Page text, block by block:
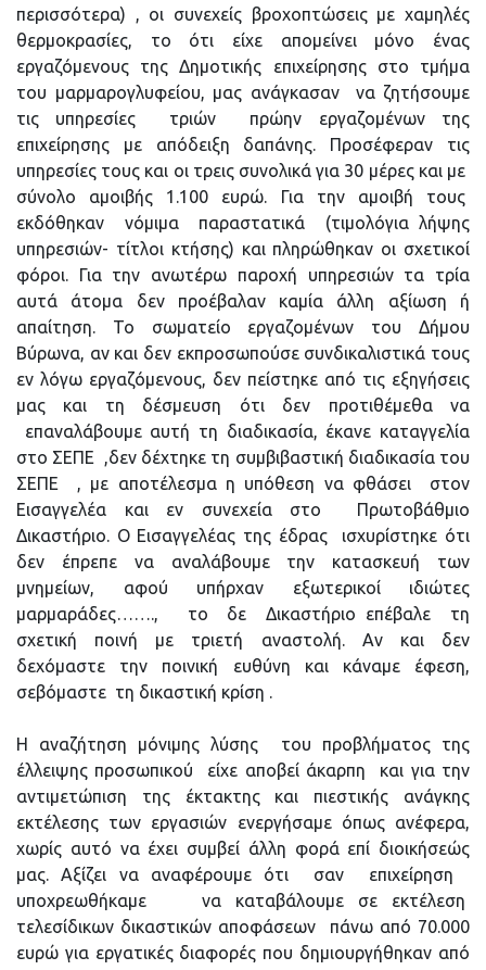
περισσότερα) , οι συνεχείς βροχοπτώσεις με χαμηλές
θερμοκρασίες, το ότι είχε απομείνει μόνο ένας
εργαζόμενους της Δημοτικής επιχείρησης στο τμήμα
του μαρμαρογλυφείου, μας ανάγκασαν να ζητήσουμε
τις υπηρεσίες τριών πρώην εργαζομένων της
επιχείρησης με απόδειξη δαπάνης. Προσέφεραν τις
υπηρεσίες τους και οι τρεις συνολικά για 30 μέρες και με
σύνολο αμοιβής 1.100 ευρώ. Για την αμοιβή τους
εκδόθηκαν νόμιμα παραστατικά (τιμολόγια λήψης
υπηρεσιών- τίτλοι κτήσης) και πληρώθηκαν οι σχετικοί
φόροι. Για την ανωτέρω παροχή υπηρεσιών τα τρία
αυτά άτομα δεν προέβαλαν καμία άλλη αξίωση ή
απαίτηση. Το σωματείο εργαζομένων του Δήμου
Βύρωνα, αν και δεν εκπροσωπούσε συνδικαλιστικά τους
εν λόγω εργαζόμενους, δεν πείστηκε από τις εξηγήσεις
μας και τη δέσμευση ότι δεν προτιθέμεθα να
επαναλάβουμε αυτή τη διαδικασία, έκανε καταγγελία
στο ΣΕΠΕ ,δεν δέχτηκε τη συμβιβαστική διαδικασία του
ΣΕΠΕ , με αποτέλεσμα η υπόθεση να φθάσει στον
Εισαγγελέα και εν συνεχεία στο Πρωτοβάθμιο
Δικαστήριο. Ο Εισαγγελέας της έδρας ισχυρίστηκε ότι
δεν έπρεπε να αναλάβουμε την κατασκευή των
μνημείων, αφού υπήρχαν εξωτερικοί ιδιώτες
μαρμαράδες……., το δε Δικαστήριο επέβαλε τη
σχετική ποινή με τριετή αναστολή. Αν και δεν
δεχόμαστε την ποινική ευθύνη και κάναμε έφεση,
σεβόμαστε τη δικαστική κρίση .
Η αναζήτηση μόνιμης λύσης του προβλήματος της
έλλειψης προσωπικού είχε αποβεί άκαρπη και για την
αντιμετώπιση της έκτακτης και πιεστικής ανάγκης
εκτέλεσης των εργασιών ενεργήσαμε όπως ανέφερα,
χωρίς αυτό να έχει συμβεί άλλη φορά επί διοικήσεώς
μας. Αξίζει να αναφέρουμε ότι σαν επιχείρηση
υποχρεωθήκαμε να καταβάλουμε σε εκτέλεση
τελεσίδικων δικαστικών αποφάσεων πάνω από 70.000
ευρώ για εργατικές διαφορές που δημιουργήθηκαν από